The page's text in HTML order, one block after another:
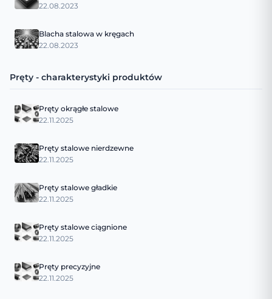
22.08.2023
Blacha stalowa w kręgach
22.08.2023
Pręty - charakterystyki produktów
Pręty okrągłe stalowe
22.11.2025
Pręty stalowe nierdzewne
22.11.2025
Pręty stalowe gładkie
22.11.2025
Pręty stalowe ciągnione
22.11.2025
Pręty precyzyjne
22.11.2025